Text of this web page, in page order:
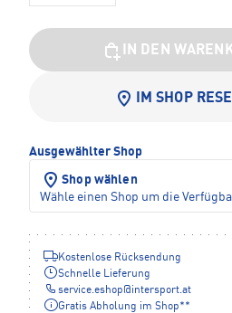
IN DEN
IM SHOP
Ausgewählter Shop
Shop wählen
Wähle einen Shop um die
Kostenlose Rücksendung
Schnelle Lieferung
service.eshop@intersport.at
Gratis Abholung im Shop**